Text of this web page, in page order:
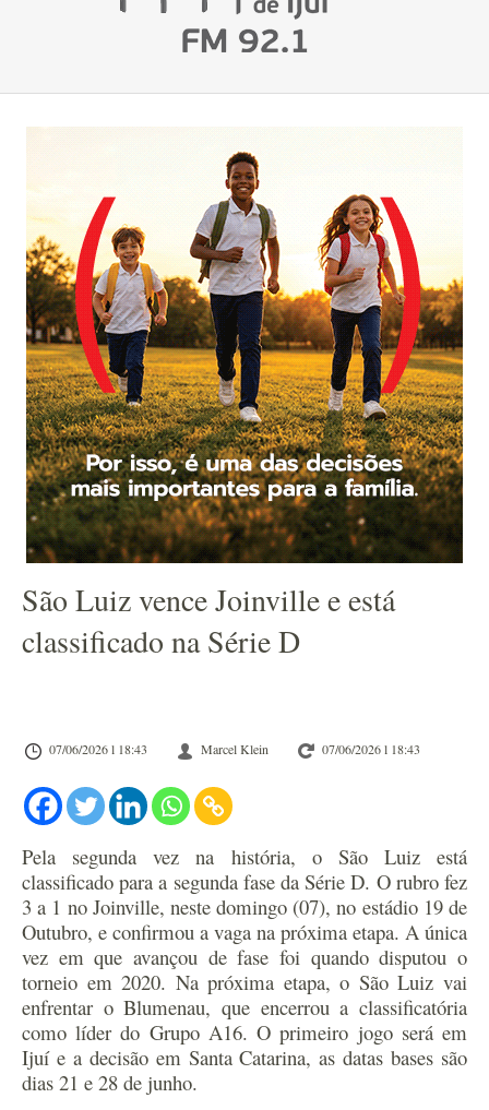
São Luiz vence Joinville e está
classificado na Série D
07/06/2026 l 18:43 Marcel Klein 07/06/2026 l 18:43
Pela segunda vez na história, o São Luiz está
classificado para a segunda fase da Série D. O rubro fez
3 a 1 no Joinville, neste domingo (07), no estádio 19 de
Outubro, e confirmou a vaga na próxima etapa. A única
vez em que avançou de fase foi quando disputou o
torneio em 2020. Na próxima etapa, o São Luiz vai
enfrentar o Blumenau, que encerrou a classificatória
como líder do Grupo A16. O primeiro jogo será em
Ijuí e a decisão em Santa Catarina, as datas bases são
dias 21 e 28 de junho.